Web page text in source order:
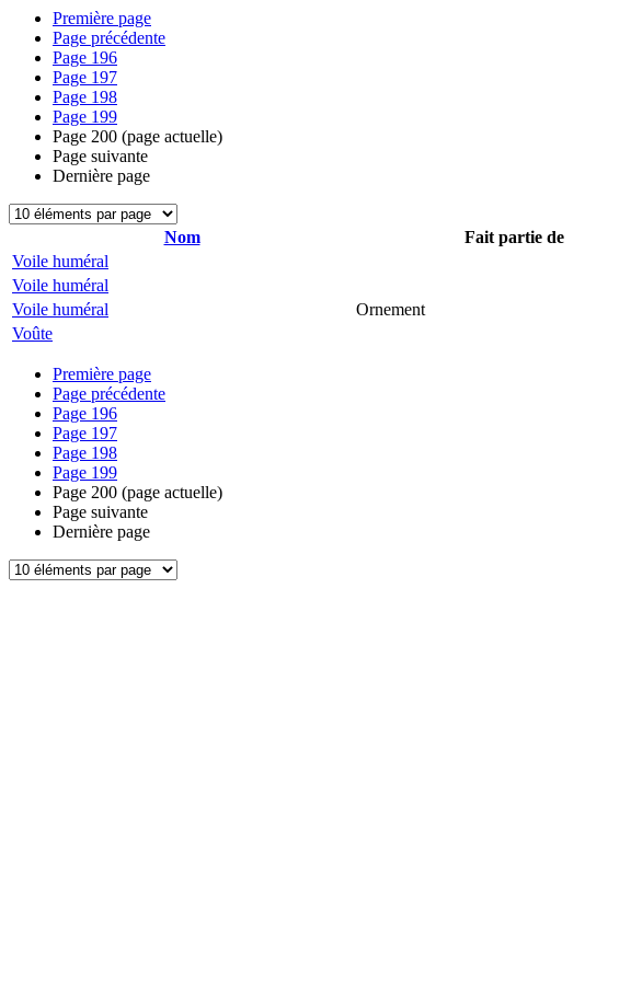
Première page
Page précédente
Page 196
Page 197
Page 198
Page 199
Page 200 (page actuelle)
Page suivante
Dernière page
Nom Fait partie de
Voile huméral
Voile huméral
Voile huméral
Ornement
Voûte
Première page
Page précédente
Page 196
Page 197
Page 198
Page 199
Page 200 (page actuelle)
Page suivante
Dernière page